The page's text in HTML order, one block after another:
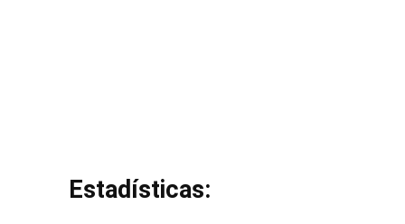
Estadísticas: